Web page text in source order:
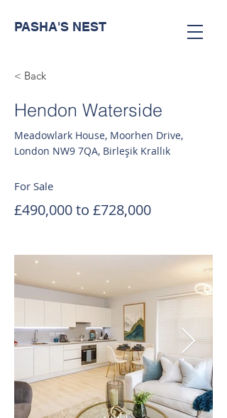
PASHA'S NEST
< Back
Hendon Waterside
Meadowlark House, Moorhen Drive,
London NW9 7QA, Birleşik Krallık
For Sale
£490,000 to £728,000